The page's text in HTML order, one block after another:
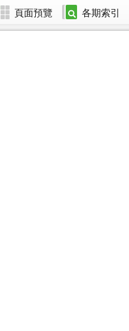
頁面預覽 各期索引